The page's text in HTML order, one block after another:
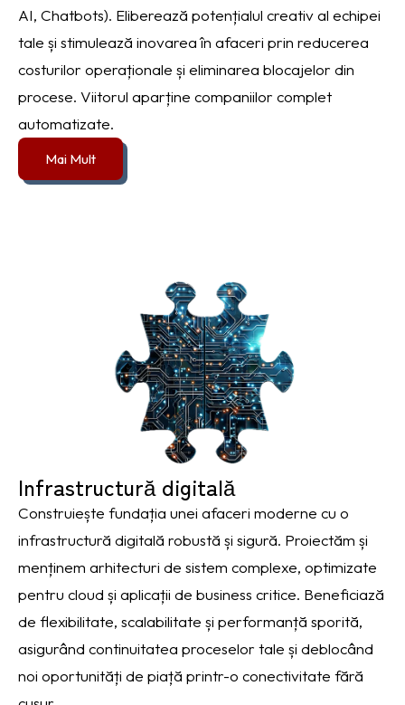
AI, Chatbots). Eliberează potențialul creativ al echipei
tale și stimulează inovarea în afaceri prin reducerea
costurilor operaționale și eliminarea blocajelor din
procese. Viitorul aparține companiilor complet
automatizate.
Mai Mult
Infrastructură digitală
Construiește fundația unei afaceri moderne cu o
infrastructură digitală robustă și sigură. Proiectăm și
menținem arhitecturi de sistem complexe, optimizate
pentru cloud și aplicații de business critice. Beneficiază
de flexibilitate, scalabilitate și performanță sporită,
asigurând continuitatea proceselor tale și deblocând
noi oportunități de piață printr-o conectivitate fără